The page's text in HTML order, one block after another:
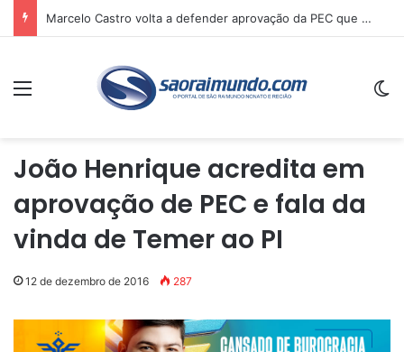
Marcelo Castro volta a defender aprovação da PEC que acaba com a escala 6×1 e avalia clima no Senado
Menu
João Henrique acredita em
aprovação de PEC e fala da
vinda de Temer ao PI
12 de dezembro de 2016 287